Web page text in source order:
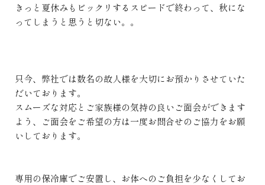
きっと夏休みもビックリするスピードで終わって、秋にな
ってしまうと思うと切ない。。
只今、弊社では数名の故人様を大切にお預かりさせていた
だいております。
スムーズな対応とご家族様の気持の良いご面会ができます
よう、ご面会をご希望の方は一度お問合せのご協力をお願
いしております。
専用の保冷庫でご安置し、お体へのご負担を少なくしてお